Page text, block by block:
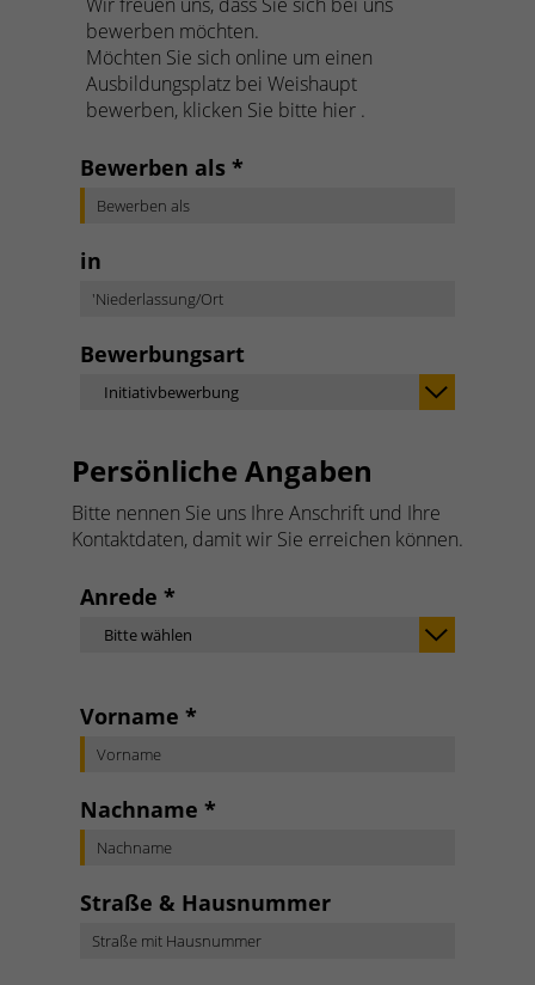
bewerben möchten.
Möchten Sie sich online um einen
Ausbildungsplatz bei Weishaupt
bewerben, klicken Sie bitte hier .
Bewerben als *
in
Bewerbungsart
Initiativbewerbung
Persönliche Angaben
Bitte nennen Sie uns Ihre Anschrift und Ihre
Kontaktdaten, damit wir Sie erreichen können.
Anrede *
Bitte wählen
Vorname *
Nachname *
Straße & Hausnummer